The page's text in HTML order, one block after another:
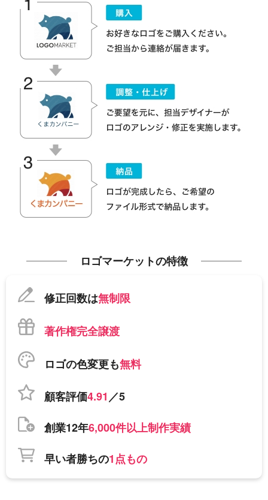
ロゴマーケットの特徴
修正回数は無制限
著作権完全譲渡
ロゴの色変更も無料
顧客評価4.91／5
創業12年6,000件以上制作実績
早い者勝ちの1点もの